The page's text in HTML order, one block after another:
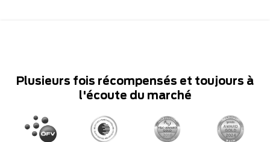
Plusieurs fois récompensés et toujours à
l'écoute du marché